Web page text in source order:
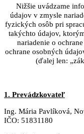
Nižšie uvádzame
údajov v zmysle
fyzických osôb pri
takýchto údajov,
nariadenie o
ochrane osobných
(ďalej len:
1. Prevádzkovateľ
Ing. Mária Pavlíková,
IČO: 51831180